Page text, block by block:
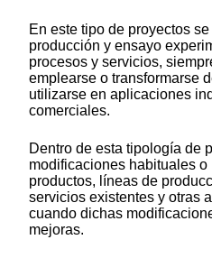
En este tipo de proyectos
producción y ensayo
procesos y servicios,
emplearse o transformarse
utilizarse en aplicaciones
comerciales.
Dentro de esta tipología de
modificaciones habituales
productos, líneas de
servicios existentes y otras
cuando dichas
mejoras.